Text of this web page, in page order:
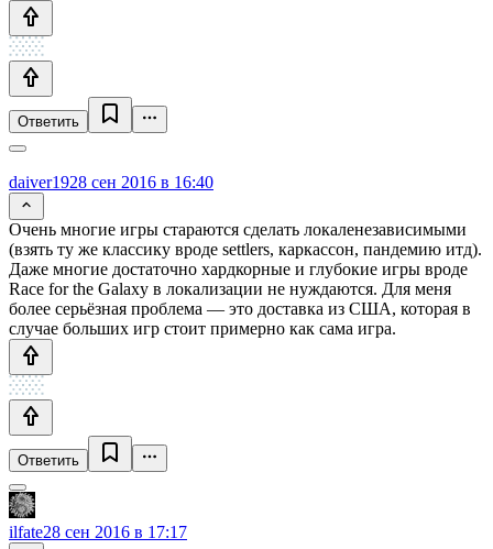
Ответить
daiver1928 сен 2016 в 16:40
Очень многие игры стараются сделать локаленезависимыми
(взять ту же классику вроде settlers, каркассон, пандемию итд).
Даже многие достаточно хардкорные и глубокие игры вроде
Race for the Galaxy в локализации не нуждаются. Для меня
более серьёзная проблема — это доставка из США, которая в
случае больших игр стоит примерно как сама игра.
Ответить
ilfate28 сен 2016 в 17:17